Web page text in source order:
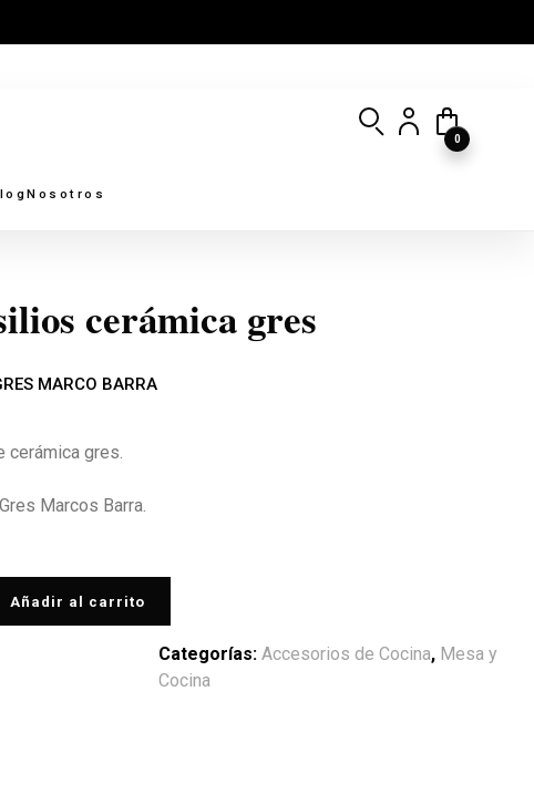
Nosotros
0
cerámica gres
MARCO BARRA
gres.
Marcos Barra.
Añadir al carrito
Categorías: Accesorios de Cocina, Mesa y
Cocina